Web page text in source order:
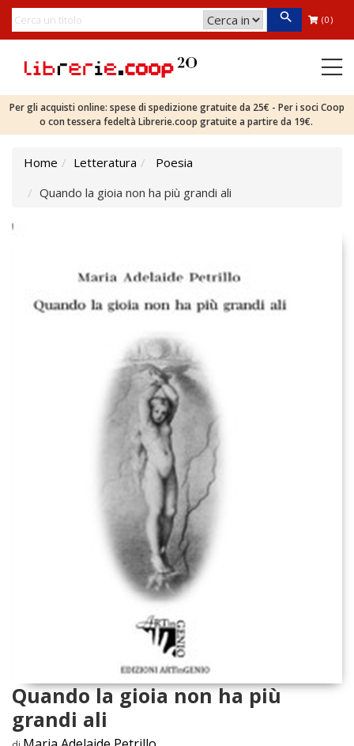
(0)
Per gli acquisti online: spese di spedizione gratuite da 25€ - Per i soci Coop
o con tessera fedeltà Librerie.coop gratuite a partire da 19€.
Home Letteratura
Poesia
Quando la gioia non ha più grandi ali
Quando la gioia non ha più
grandi ali